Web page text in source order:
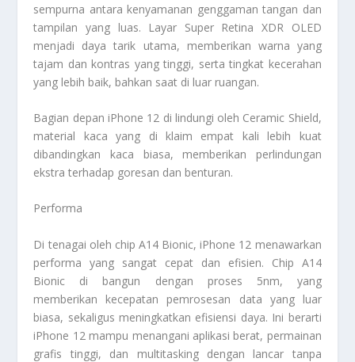
sempurna antara kenyamanan genggaman tangan dan
tampilan yang luas. Layar Super Retina XDR OLED
menjadi daya tarik utama, memberikan warna yang
tajam dan kontras yang tinggi, serta tingkat kecerahan
yang lebih baik, bahkan saat di luar ruangan.
Bagian depan iPhone 12 di lindungi oleh Ceramic Shield,
material kaca yang di klaim empat kali lebih kuat
dibandingkan kaca biasa, memberikan perlindungan
ekstra terhadap goresan dan benturan.
Performa
Di tenagai oleh chip A14 Bionic, iPhone 12 menawarkan
performa yang sangat cepat dan efisien. Chip A14
Bionic di bangun dengan proses 5nm, yang
memberikan kecepatan pemrosesan data yang luar
biasa, sekaligus meningkatkan efisiensi daya. Ini berarti
iPhone 12 mampu menangani aplikasi berat, permainan
grafis tinggi, dan multitasking dengan lancar tanpa